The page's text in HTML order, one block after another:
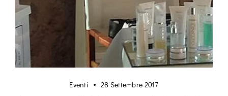
Lost Password?
Don’t have an account?
Eventi 28 Settembre 2017